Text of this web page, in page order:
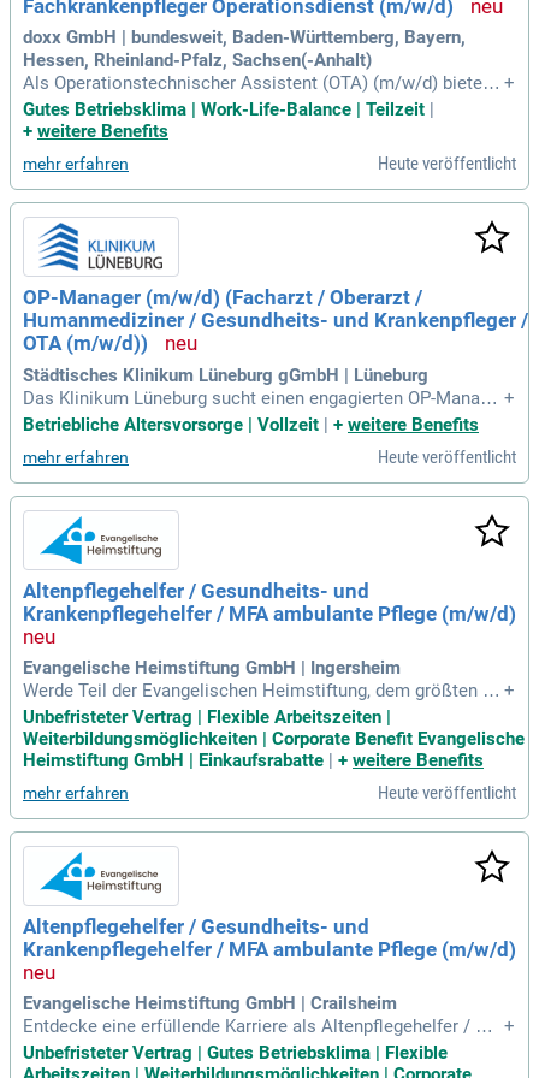
Fachkrankenpfleger Operationsdienst (m/w/d)
doxx GmbH | bundesweit, Baden-Württemberg, Bayern,
Hessen, Rheinland-Pfalz, Sachsen(-Anhalt)
Als Operationstechnischer Assistent (OTA) (m/w/d) bieten
Dir vielfältige Möglichkeiten in der Zeitarbeit. Du kannst sel
bst entscheiden, ob Du deutschlandweit oder regional arbeit
schneidert auf Dein Profil und Deine Lebenssituation. Bewir
b Dich und entdecke die Chancen, die wir für Dich bereithalt
en! Zu Deinen Aufgaben gehören die Vor- und Nachbereitun
g der Operationssäle, Assistieren sowie Instrumentieren. Wi
chtig sind zudem die Einhaltung hygienischer Standards und
die Mitwirkung bei der Operationsdokumentation, einschlie
ßlich Ruf- und Bereitschaftsdiensten nach Einarbeitung.
+
Gutes Betriebsklima | Work-Life-Balance | Teilzeit
+ weitere Benefits
mehr erfahren Heute veröffentlicht
OP-Manager (m/w/d) (Facharzt / Oberarzt /
Humanmediziner / Gesundheits- und Krankenpfleger /
OTA (m/w/d))
Städtisches Klinikum Lüneburg gGmbH | Lüneburg
Das Klinikum Lüneburg sucht einen engagierten OP-Manage
r (m/w/d) mit medizinischer Qualifikation. Als bedeutendes
Akutkrankenhaus mit über 562 Planbetten bieten wir ein brei
tes Leistungsspektrum in dreizehn Kliniken. Unsere modern
e Infrastruktur umfasst sieben Säle im Zentral-OP und zwei
ambulante OP-Säle. Zudem sind wir ein akademisches Lehr
krankenhaus des Universitätsklinikums Hamburg-Eppendor
f. Sie profitieren von vielfältigen Fortbildungsmöglichkeiten
und einem hervorragenden Arbeitsumfeld. Bewerben Sie sic
h jetzt und gestalten Sie die Zukunft der Patientenversorgun
g mit uns!
+
Betriebliche Altersvorsorge | Vollzeit | + weitere Benefits
mehr erfahren Heute veröffentlicht
Altenpflegehelfer / Gesundheits- und
Krankenpflegehelfer / MFA ambulante Pflege (m/w/d)
Evangelische Heimstiftung GmbH | Ingersheim
Werde Teil der Evangelischen Heimstiftung, dem größten di
akonischen Pflegeunternehmen in Baden-Württemberg! Als
Altenpflegehelfer (m/w/d) in Ingersheim kannst du deine Fä
higkeiten in der ambulanten Pflege einsetzen und dabei Sinn
stiften. Du unterstützt unsere Kundinnen und Kunden in der
Grund- und Behandlungspflege. Flexibilität ist wichtig, daher
bieten wir Teilzeitstellen mit max. 30 Stunden pro Woche a
n. Dokumentiere deine Tätigkeiten bequem über dein Smart
phone. Mach einen Unterschied in der Pflege – starte jetzt b
ei den Mobilen Diensten Ingersheim!
+
Unbefristeter Vertrag | Flexible Arbeitszeiten |
Weiterbildungsmöglichkeiten | Corporate Benefit Evangelische
Heimstiftung GmbH | Einkaufsrabatte | + weitere Benefits
mehr erfahren Heute veröffentlicht
Altenpflegehelfer / Gesundheits- und
Krankenpflegehelfer / MFA ambulante Pflege (m/w/d)
Evangelische Heimstiftung GmbH | Crailsheim
Entdecke eine erfüllende Karriere als Altenpflegehelfer / Ge
sundheits- und Krankenpflegehelfer / MFA (m/w/d) im Wolfg
angstift, Crailsheim! Wir sind das größte diakonische Pflege
+
Unbefristeter Vertrag | Gutes Betriebsklima | Flexible